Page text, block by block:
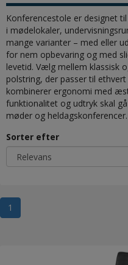
Konferencestole er designet
i mødelokaler,
mange varianter – med eller
for nem opbevaring og med
levetid. Vælg mellem klassisk
polstring, der passer til
kombinerer ergonomi med
funktionalitet og udtryk skal
møder og heldagskonferencer.
Sorter efter
1